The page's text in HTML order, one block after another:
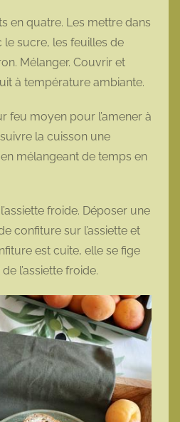
en quatre. Les mettre dans
sucre, les feuilles de
Mélanger. Couvrir et
à température ambiante.
feu moyen pour l’amener à
la cuisson une
mélangeant de temps en
froide. Déposer une
confiture sur l’assiette et
est cuite, elle se fige
l’assiette froide.